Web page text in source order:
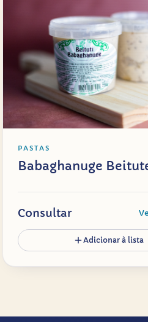
PASTAS
Babaghanuge
Consultar
Adicionar à lista